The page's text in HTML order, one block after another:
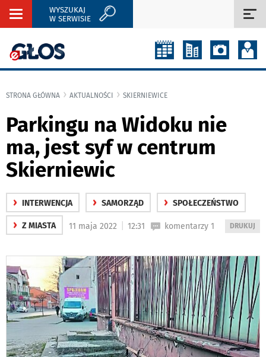
Rozwiń
WYSZUKAJ
W SERWISIE
STRONA GŁÓWNA AKTUALNOŚCI SKIERNIEWICE
Parkingu na Widoku nie
ma, jest syf w centrum
Skierniewic
› INTERWENCJA › SAMORZĄD › SPOŁECZEŃSTWO
› Z MIASTA
WYDRUKUJ
DRUKUJ
11 maja 2022 12:31 komentarzy 1